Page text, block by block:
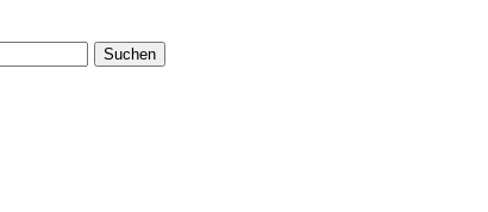
Suchen